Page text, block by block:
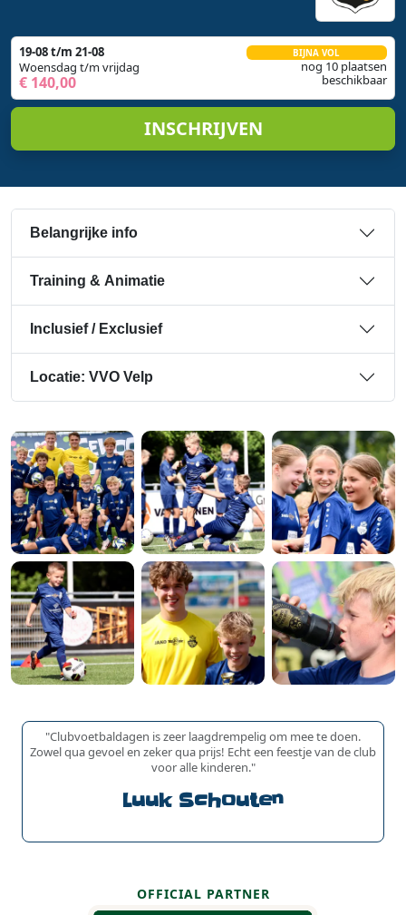
19-08 t/m 21-08
Woensdag t/m vrijdag
€ 140,00
BIJNA VOL
nog 10 plaatsen
beschikbaar
INSCHRIJVEN
Belangrijke info
Training & Animatie
Inclusief / Exclusief
Locatie: VVO Velp
"Clubvoetbaldagen is zeer laagdrempelig om mee te doen.
Zowel qua gevoel en zeker qua prijs! Echt een feestje van de club
voor alle kinderen."
Luuk Schouten
OFFICIAL PARTNER